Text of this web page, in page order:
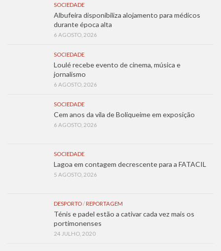
SOCIEDADE
Albufeira disponibiliza alojamento para médicos
durante época alta
6 AGOSTO, 2026
SOCIEDADE
Loulé recebe evento de cinema, música e
jornalismo
6 AGOSTO, 2026
SOCIEDADE
Cem anos da vila de Boliqueime em exposição
6 AGOSTO, 2026
SOCIEDADE
Lagoa em contagem decrescente para a FATACIL
5 AGOSTO, 2026
DESPORTO/ REPORTAGEM
Ténis e padel estão a cativar cada vez mais os
portimonenses
24 JULHO, 2020